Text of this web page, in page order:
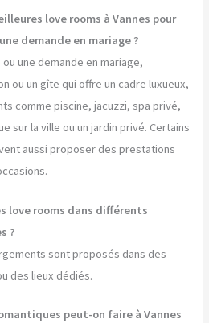
love rooms à Vannes pour
demande en mariage ?
une demande en mariage,
ou un gîte qui offre un cadre luxueux,
comme piscine, jacuzzi, spa privé,
sur la ville ou un jardin privé. Certains
aussi proposer des prestations
love rooms dans différents
?
sont proposés dans des
des lieux dédiés.
peut-on faire à Vannes